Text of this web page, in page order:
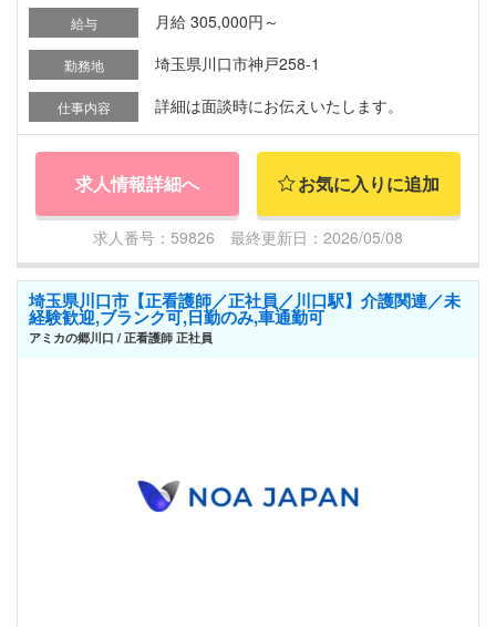
給与 月給 305,000円～
勤務地 埼玉県川口市神戸258-1
仕事内容 詳細は面談時にお伝えいたします。
求人情報詳細へ お気に入りに追加
求人番号：59826 最終更新日：2026/05/08
埼玉県川口市【正看護師／正社員／川口駅】介護関連／未
経験歓迎,ブランク可,日勤のみ,車通勤可
アミカの郷川口 / 正看護師 正社員